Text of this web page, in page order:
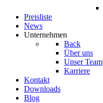
Preisliste
News
Unternehmen
Back
Über uns
Unser Team
Karriere
Kontakt
Downloads
Blog